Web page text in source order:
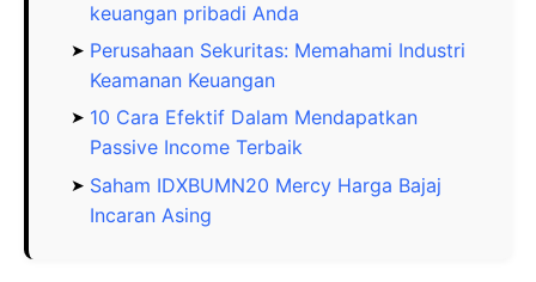
keuangan pribadi Anda
Perusahaan Sekuritas: Memahami Industri
Keamanan Keuangan
10 Cara Efektif Dalam Mendapatkan
Passive Income Terbaik
Saham IDXBUMN20 Mercy Harga Bajaj
Incaran Asing